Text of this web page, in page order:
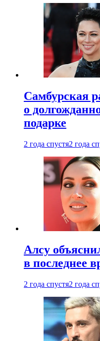
Самбурская
о
подарке
2 года спустя2 года
Алсу
в последнее
2 года спустя2 года